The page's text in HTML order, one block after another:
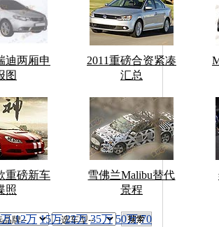
迪两厢申
图
2011重磅合资紧凑
汇总
重磅新车
照
雪佛兰Malibu替代
景程
12万 15万 22万 35万 50万 70